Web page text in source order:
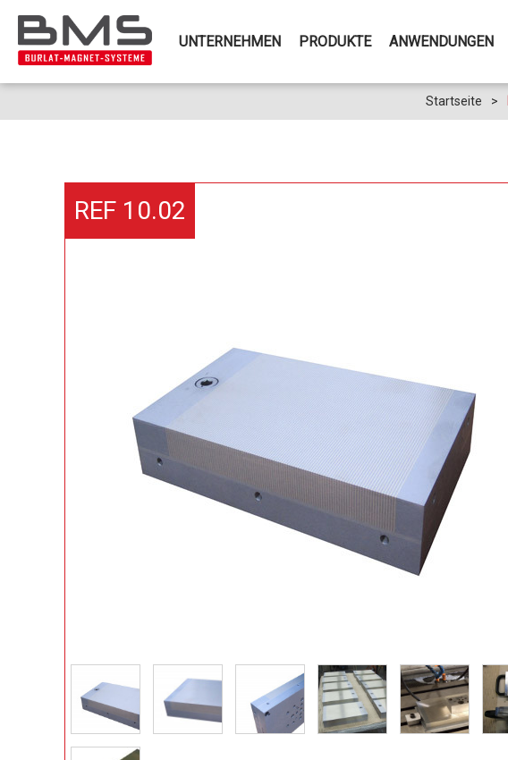
UNTERNEHMEN PRODUKTE ANWENDUNGEN
Startseite >
REF 10.02